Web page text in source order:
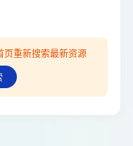
重新搜索最新资源